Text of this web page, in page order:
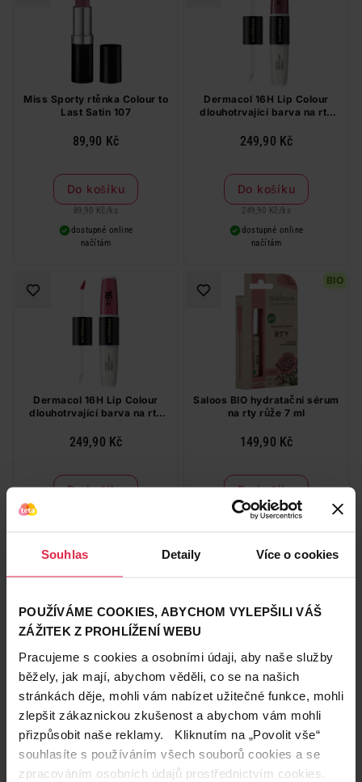
Souhlas Detaily Více o cookies
POUŽÍVÁME COOKIES, ABYCHOM VYLEPŠILI VÁŠ
ZÁŽITEK Z PROHLÍŽENÍ WEBU
Pracujeme s cookies a osobními údaji, aby naše služby
běžely, jak mají, abychom věděli, co se na našich
stránkách děje, mohli vám nabízet užitečné funkce, mohli
zlepšit zákaznickou zkušenost a abychom vám mohli
přizpůsobit naše reklamy. Kliknutím na „Povolit vše“
souhlasíte s používáním všech souborů cookies a se
zpracováním osobních údajů prostřednictvím cookies.
Miss Sporty rtěnka Colour to
Last Satin 107
89,90 Kč
Do košíku
89,90 Kč / ks
dostupné online
načítám
Dermacol 16H Lip Colour
dlouhotrvající barva na rty
249,90 Kč
Do košíku
249,90 Kč / ks
dostupné online
načítám
Dermacol 16H Lip Colour
dlouhotrvající barva na rty
249,90 Kč
Do košíku
BIO
Saloos BIO hydratační sérum
na rty růže 7 ml
149,90 Kč
Do košíku
149,90 Kč/ks
Rimmel London rtěnka
Lasting Finish Matte 220
244,90 Kč
Dermacol 16H Lip Colour
dlouhotrvající barva na rty
249,90 Kč